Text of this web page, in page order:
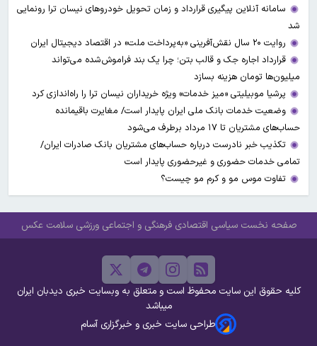
سامانه آنلاین پیگیری قرارداد‌ و زمان تحویل خودرو‌های نیسان ترا رونمایی
شد
روایت ۲۰ سال نقش‌آفرینی «به‌پرداخت ملت» در اقتصاد دیجیتال ایران
قرارداد اجاره جک و قالب بتن؛ چرا یک بند فراموش‌شده می‌تواند
میلیون‌ها تومان هزینه بسازد
پرشیا موبیلیتی «میز خدمات» ویژه خریداران نیسان ترا را راه‌اندازی کرد
وضعیت خدمات بانک ملی ایران پایدار است/ مغایرت‌ باقیمانده
حساب‌های مشتریان تا ۱۷ مرداد برطرف می‌شود
تکذیب خبر نادرست درباره حساب‌های مشتریان بانک صادرات ایران/
تمامی خدمات حضوری و غیرحضوری پایدار است
تفاوت موس مو و کرم مو چیست؟
صفحه نخست سیاسی اقتصادی فرهنگی و اجتماعی ورزشی سلامت عکس
کلیه حقوق این سایت محفوظ است و متعلق به وبسایت خبری دیدبان ایران
میباشد
طراحی سایت خبری و خبرگزاری آسام